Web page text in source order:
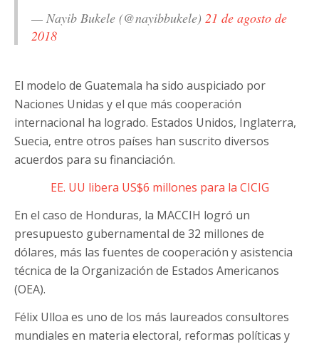
— Nayib Bukele (@nayibbukele) 21 de agosto de
2018
El modelo de Guatemala ha sido auspiciado por
Naciones Unidas y el que más cooperación
internacional ha logrado. Estados Unidos, Inglaterra,
Suecia, entre otros países han suscrito diversos
acuerdos para su financiación.
EE. UU libera US$6 millones para la CICIG
En el caso de Honduras, la MACCIH logró un
presupuesto gubernamental de 32 millones de
dólares, más las fuentes de cooperación y asistencia
técnica de la Organización de Estados Americanos
(OEA).
Félix Ulloa es uno de los más laureados consultores
mundiales en materia electoral, reformas políticas y